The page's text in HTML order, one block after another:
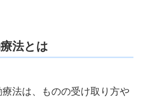
法とは
法は、ものの受け取り方や